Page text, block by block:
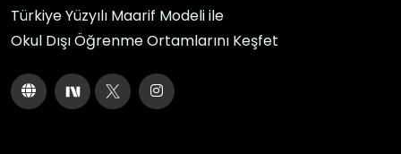
Türkiye Yüzyılı Maarif Modeli ile
Okul Dışı Öğrenme Ortamlarını Keşfet